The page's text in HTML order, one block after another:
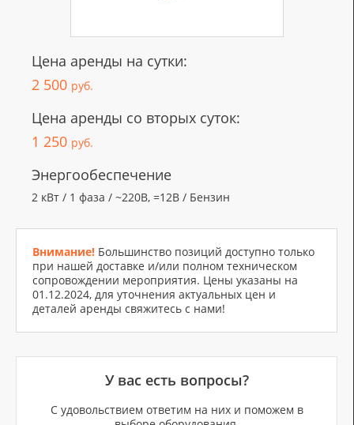
Цена аренды на сутки:
2 500 руб.
Цена аренды со вторых суток:
1 250 руб.
Энергообеспечение
2 кВт / 1 фаза / ~220В, =12В / Бензин
Внимание! Большинство позиций доступно только
при нашей доставке и/или полном техническом
сопровождении мероприятия. Цены указаны на
01.12.2024, для уточнения актуальных цен и
деталей аренды свяжитесь с нами!
У вас есть вопросы?
С удовольствием ответим на них и поможем в